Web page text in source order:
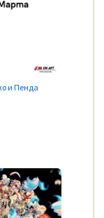
и Пенда